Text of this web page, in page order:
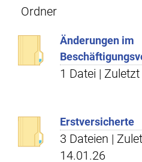
Ordner
Änderungen im
1 Datei |
Erstversicherte
3 Dateien |
14.01.26